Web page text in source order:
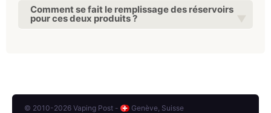
Comment se fait le remplissage des réservoirs
pour ces deux produits ?
© 2010-2026 Vaping Post - Genève, Suisse